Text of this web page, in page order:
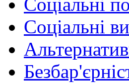
Соціальні
Соціальні